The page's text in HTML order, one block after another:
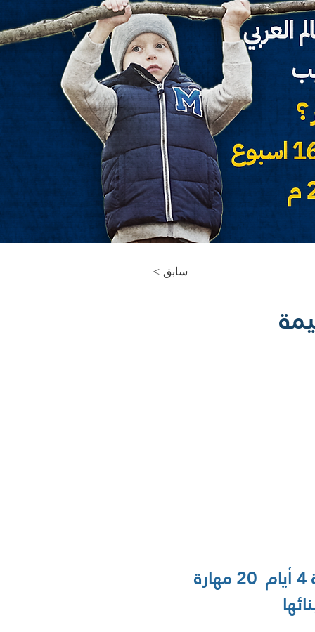
< سابق
البرنامج التدريبي / تربية الأبناء  على قيمة المسئولية ــ 12 ساعة 4 أيام  20 مهارة